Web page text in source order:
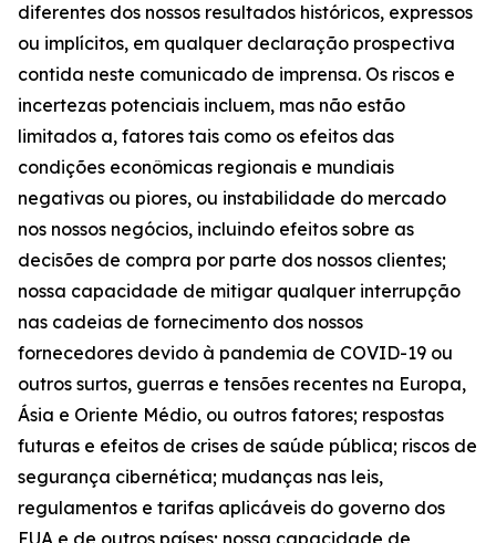
diferentes dos nossos resultados históricos, expressos
ou implícitos, em qualquer declaração prospectiva
contida neste comunicado de imprensa. Os riscos e
incertezas potenciais incluem, mas não estão
limitados a, fatores tais como os efeitos das
condições econômicas regionais e mundiais
negativas ou piores, ou instabilidade do mercado
nos nossos negócios, incluindo efeitos sobre as
decisões de compra por parte dos nossos clientes;
nossa capacidade de mitigar qualquer interrupção
nas cadeias de fornecimento dos nossos
fornecedores devido à pandemia de COVID-19 ou
outros surtos, guerras e tensões recentes na Europa,
Ásia e Oriente Médio, ou outros fatores; respostas
futuras e efeitos de crises de saúde pública; riscos de
segurança cibernética; mudanças nas leis,
regulamentos e tarifas aplicáveis do governo dos
EUA e de outros países; nossa capacidade de